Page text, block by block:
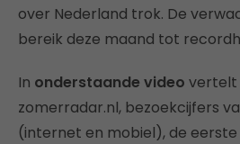
over Nederland trok. De
bereik deze maand tot
In onderstaande video vertelt
zomerradar.nl, bezoekcijfers
(internet en mobiel), de